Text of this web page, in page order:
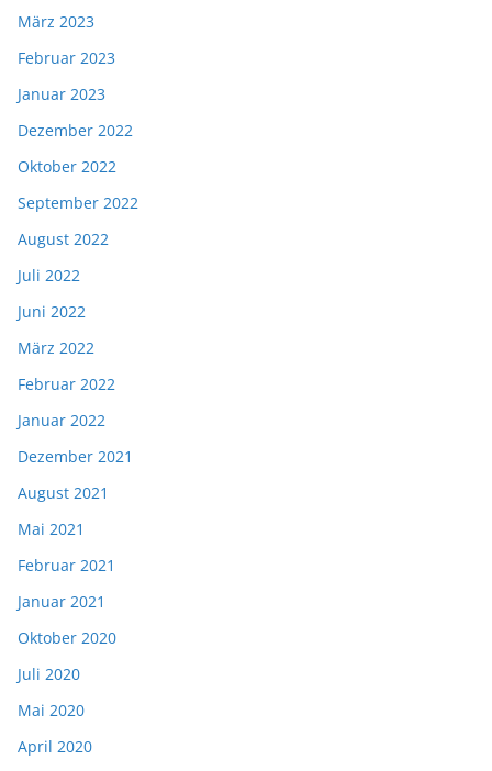
März 2023
Februar 2023
Januar 2023
Dezember 2022
Oktober 2022
September 2022
August 2022
Juli 2022
Juni 2022
März 2022
Februar 2022
Januar 2022
Dezember 2021
August 2021
Mai 2021
Februar 2021
Januar 2021
Oktober 2020
Juli 2020
Mai 2020
April 2020